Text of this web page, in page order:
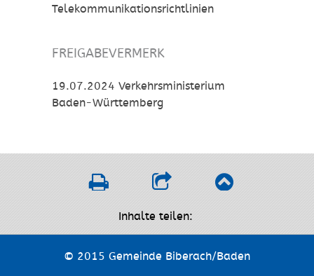
Telekommunikationsrichtlinien
FREIGABEVERMERK
19.07.2024 Verkehrsministerium
Baden-Württemberg
Inhalte teilen:
© 2015 Gemeinde Biberach/Baden